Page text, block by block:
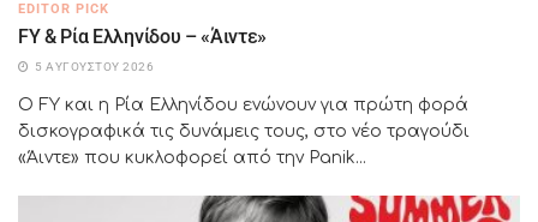
EDITOR PICK
FY & Ρία Ελληνίδου – «Άιντε»
5 ΑΥΓΟΎΣΤΟΥ 2026
Ο FY και η Ρία Ελληνίδου ενώνουν για πρώτη φορά
δισκογραφικά τις δυνάμεις τους, στο νέο τραγούδι
«Άιντε» που κυκλοφορεί από την Panik...